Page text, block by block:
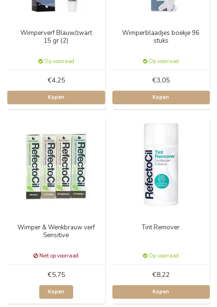
Wimperverf Blauw/zwart
15 gr (2)
Op voorraad
€4,25
Kopen
Wimperblaadjes boekje 96
stuks
Op voorraad
€3,05
Kopen
Wimper & Wenkbrauw verf
Sensitive
Niet op voorraad
€5,75
Kopen
Tint Remover
Op voorraad
€8,22
Kopen